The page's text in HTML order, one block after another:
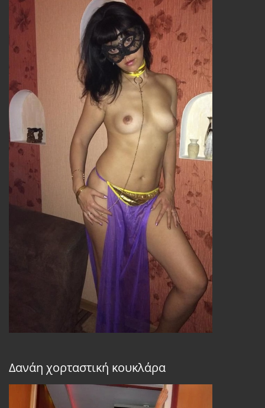
Δανάη χορταστική κουκλάρα